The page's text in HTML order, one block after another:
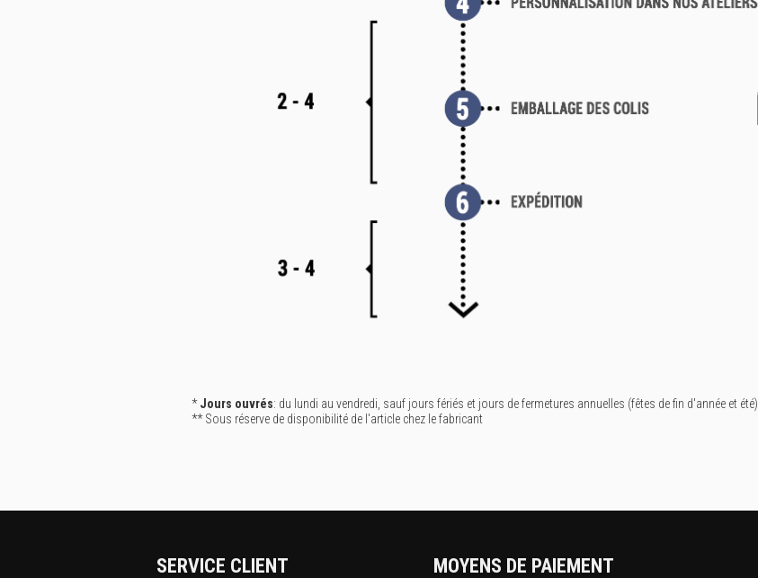
*Jours ouvrés: du lundi au vendredi, sauf jours fériés et jours de fermetures annuelles (fêtes de fin d'année et été).
** Sous réserve de disponibilité de l'article chez le fabricant
SERVICE CLIENT MOYENS DE PAIEMENT